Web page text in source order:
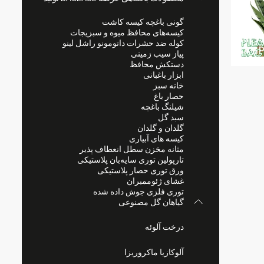
گونی باغچه کیسه کاشت
کیسه‌های محافظ میوه و سبزیجات
کوله ضد حشرات داتومونو راشل لینو
پیاز سیب زمینی
دستکش محافظ
ابزار باغبانی
خانه سبز
حصار باغ
شیلنگ باغچه
سبد گل
گلدان و گلدان
کیسه های آبیاری
مثانه مخزن سطل انعطاف پذیر
تارپولین توری سایه‌بان پلاستیکی
ورق توری حصار پلاستیکی
غشای ژئوممبران
توری فلزی جوش داده شده
گیاهان گل مصنوعی
درخت آلوئه
آلوکازیا ماکروریزا